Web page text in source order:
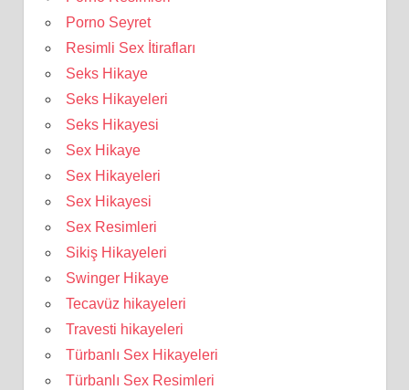
Porno Seyret
Resimli Sex İtirafları
Seks Hikaye
Seks Hikayeleri
Seks Hikayesi
Sex Hikaye
Sex Hikayeleri
Sex Hikayesi
Sex Resimleri
Sikiş Hikayeleri
Swinger Hikaye
Tecavüz hikayeleri
Travesti hikayeleri
Türbanlı Sex Hikayeleri
Türbanlı Sex Resimleri